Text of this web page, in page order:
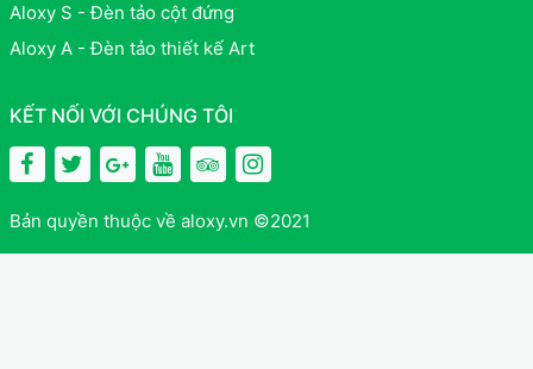
Aloxy S - Đèn tảo cột đứng
Aloxy A - Đèn tảo thiết kế Art
KẾT NỐI VỚI CHÚNG TÔI
Bản quyền thuộc về aloxy.vn ©2021